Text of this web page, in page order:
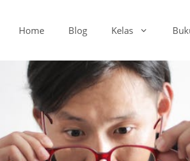
Home Blog Kelas